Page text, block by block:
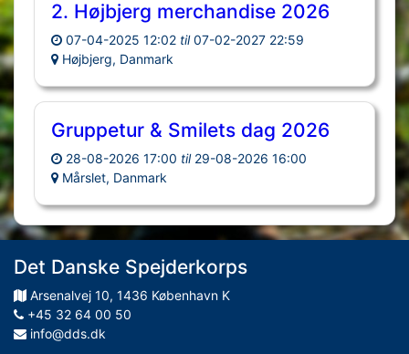
2. Højbjerg merchandise 2026
07-04-2025 12:02 til 07-02-2027 22:59
Højbjerg, Danmark
Gruppetur & Smilets dag 2026
28-08-2026 17:00 til 29-08-2026 16:00
Mårslet, Danmark
Det Danske Spejderkorps
Arsenalvej 10, 1436 København K
+45 32 64 00 50
info@dds.dk